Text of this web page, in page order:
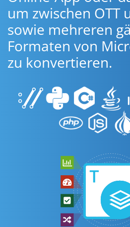
um zwischen OTT
sowie mehreren
Formaten von
zu konvertieren.